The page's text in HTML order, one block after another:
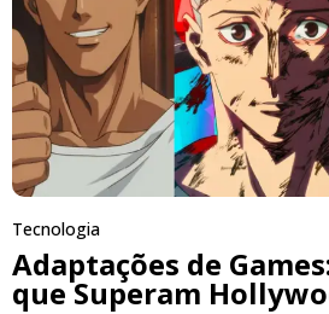
Tecnologia
Adaptações de
que Superam